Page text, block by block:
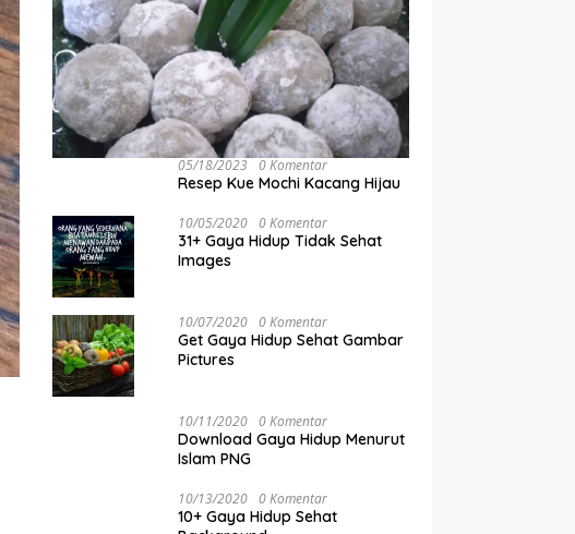
05/18/2023 0 Komentar
Resep Kue Mochi Kacang Hijau
10/05/2020 0 Komentar
31+ Gaya Hidup Tidak Sehat
Images
10/07/2020 0 Komentar
Get Gaya Hidup Sehat Gambar
Pictures
10/11/2020 0 Komentar
Download Gaya Hidup Menurut
Islam PNG
10/13/2020 0 Komentar
10+ Gaya Hidup Sehat